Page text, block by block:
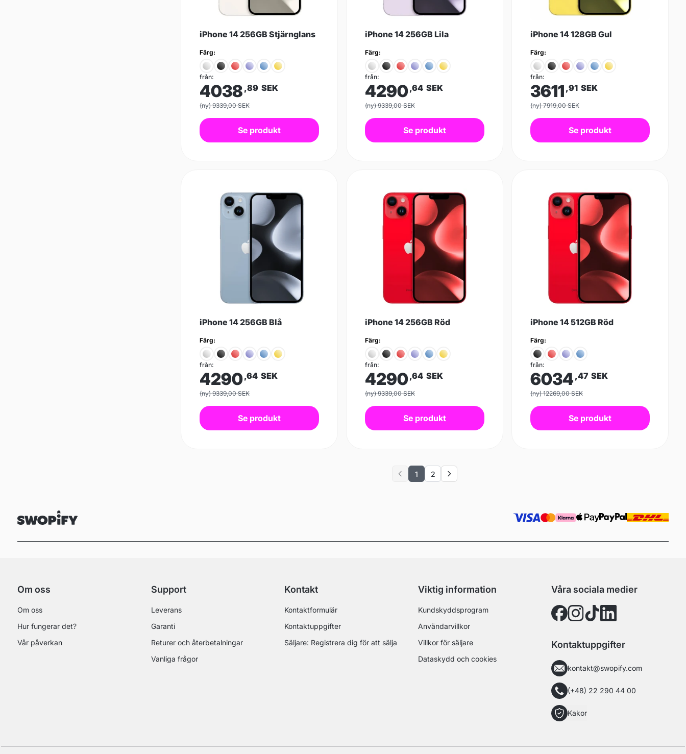
iPhone 14 256GB Stjärnglans
Färg:
från:
4038 ,89 SEK
(ny) 9339,00 SEK
Se produkt
iPhone 14 256GB Lila
Färg:
från:
4290,64 SEK
(ny) 9339,00 SEK
Se produkt
iPhone 14 128GB Gul
Färg:
från:
3611 ,91 SEK
(ny) 7919,00 SEK
Se produkt
iPhone 14 256GB Blå
Färg:
från:
4290,64 SEK
(ny) 9339,00 SEK
Se produkt
iPhone 14 256GB Röd
Färg:
från:
4290,64 SEK
(ny) 9339,00 SEK
Se produkt
iPhone 14 512GB Röd
Färg:
från:
6034 ,47 SEK
(ny) 12269,00 SEK
Se produkt
Previous
1 2 Next
Om oss
Om oss
Hur fungerar det?
Vår påverkan
Support
Leverans
Garanti
Returer och återbetalningar
Vanliga frågor
Kontakt
Kontaktformulär
Kontaktuppgifter
Säljare: Registrera dig för att sälja
Viktig information
Kundskyddsprogram
Användarvillkor
Villkor för säljare
Dataskydd och cookies
Våra sociala medier
Kontaktuppgifter
kontakt@swopify.com
(+48) 22 290 44 00
Kakor